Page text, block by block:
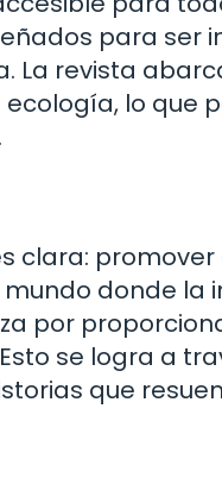
para ser
La revista
lo que
clara:
donde
por
se logra a
que